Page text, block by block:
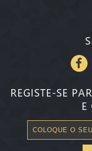
REGISTE-SE
E